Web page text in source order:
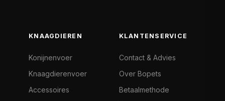
KNAAGDIEREN
Konijnenvoer
Knaagdierenvoer
Accessoires
KLANTENSERVICE
Contact & Advies
Over Bopets
Betaalmethode